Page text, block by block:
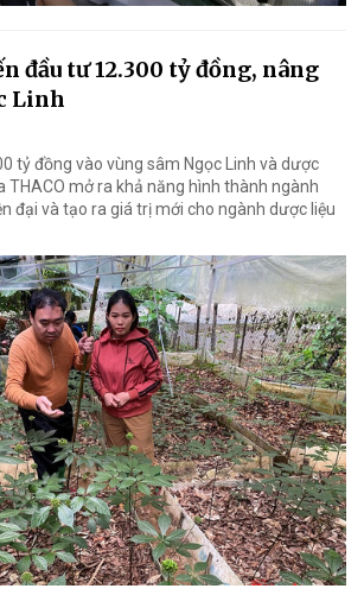
đầu tư 12.300 tỷ đồng, nâng
Linh
tỷ đồng vào vùng sâm Ngọc Linh và dược
THACO mở ra khả năng hình thành ngành
đại và tạo ra giá trị mới cho ngành dược liệu